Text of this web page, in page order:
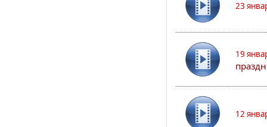
23
19
12